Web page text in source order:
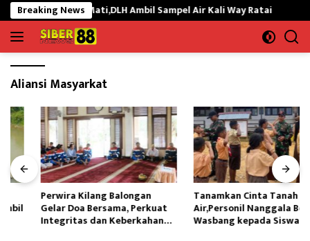
Langsung
ke
konten
Breaking News
Ikan Mati,DLH Ambil Sampel Air Kali Way Ratai
Aliansi Masyarkat
Perwira Kilang Balongan
Gelar Doa Bersama, Perkuat
Integritas dan Keberkahan
Tanamkan Cinta Tanah
Air,Personil Nanggala Bekali
Wasbang kepada Siswa SD